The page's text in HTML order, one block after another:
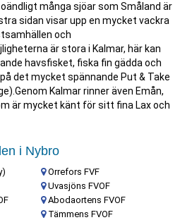
många sjöar som Småland är
sidan visar upp en mycket vackra
och
är stora i Kalmar, här kan
havsfisket, fiska fin gädda och
det mycket spännande Put & Take
Kalmar rinner även Emån,
är mycket känt för sitt fina Lax och
i Nybro
Orrefors FVF
Uvasjöns FVOF
Abodaortens FVOF
Tämmens FVOF